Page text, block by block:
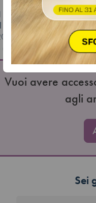
INTERESSATIPersone
regime forfetario
n. 190 che hanno
entro il 30 giugno…
Vuoi avere
agli
Sei